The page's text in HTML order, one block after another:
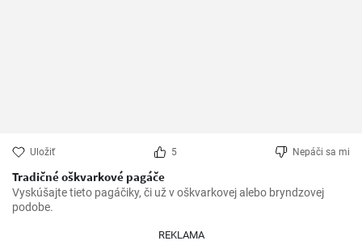
Uložiť 5 Nepáči sa mi
Tradičné oškvarkové pagáče
Vyskúšajte tieto pagáčiky, či už v oškvarkovej alebo bryndzovej
podobe.
REKLAMA